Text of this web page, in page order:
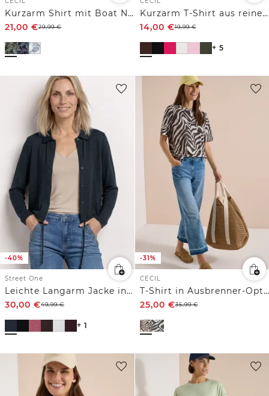
Kurzarm Shirt mit Boat Neck und Raffung
21,00 €29,99€
Kurzarm T-Shirt aus reiner Baumwolle
14,00 €19,99€
+ 5
-40%
Street One
Leichte Langarm Jacke in Leinen-Optik
30,00 €49,99€
+ 1
-31%
CECIL
T-Shirt in Ausbrenner-Optik
25,00 €35,99€